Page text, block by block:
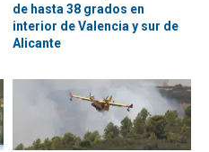
de hasta 38 grados en
interior de Valencia y sur de
Alicante